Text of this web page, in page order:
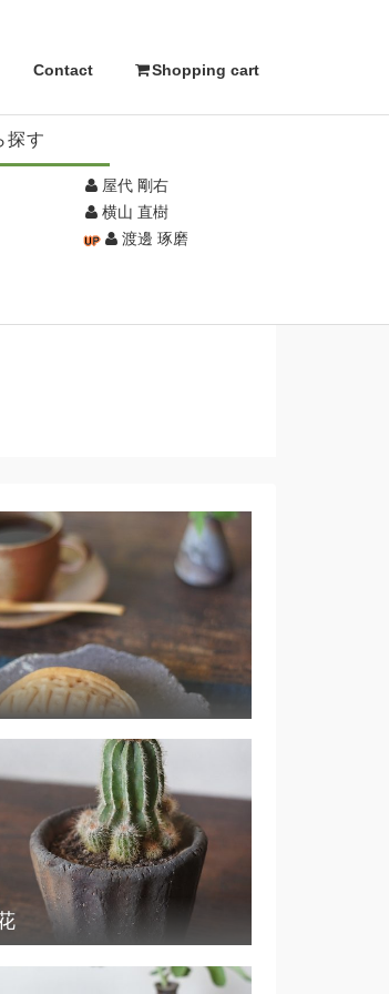
Contact Shopping cart
探す
屋代 剛右
横山 直樹
渡邊 琢磨